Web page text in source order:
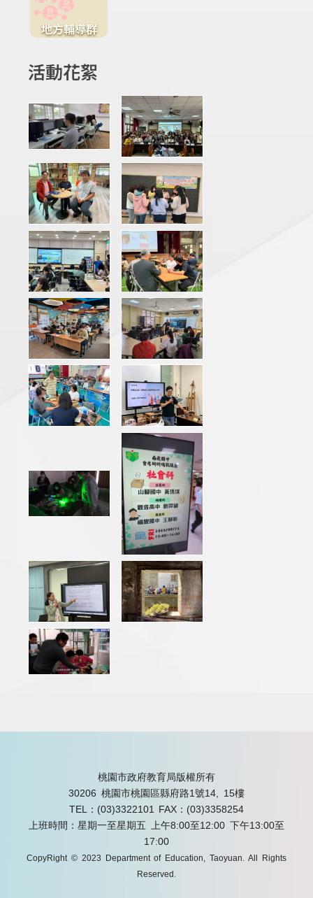
地方輔導群
活動花絮
桃園市政府教育局版權所有
30206 桃園市桃園區縣府路1號14, 15樓
TEL：(03)3322101
FAX：(03)3358254
上班時間：星期一至星期五 上午8:00至12:00 下午13:00至
17:00
CopyRight © 2023 Department of Education, Taoyuan. All Rights
Reserved.